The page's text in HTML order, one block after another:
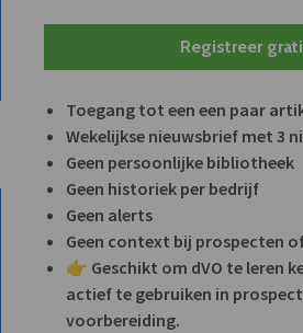
Registreer
Toegang tot een een paar
Wekelijkse nieuwsbrief met 3
Geen persoonlijke bibliotheek
Geen historiek per bedrijf
Geen alerts
Geen context bij prospecten
👉 Geschikt om dVO te leren
actief te gebruiken in
voorbereiding.